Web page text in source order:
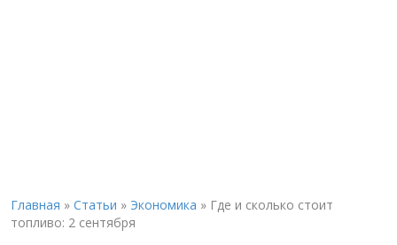
Главная » Статьи » Экономика » Где и сколько стоит
топливо: 2 сентября